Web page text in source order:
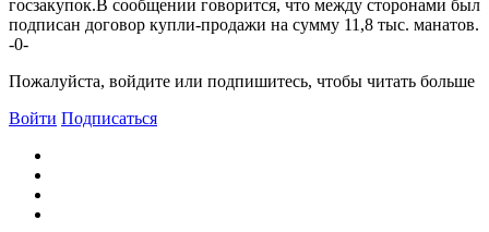
госзакупок.В сообщении говорится, что между сторонами был
подписан договор купли-продажи на сумму 11,8 тыс. манатов.
-0-
Пожалуйста, войдите или подпишитесь, чтобы читать больше
Войти Подписаться